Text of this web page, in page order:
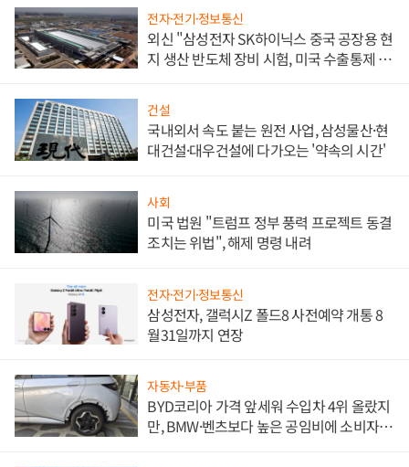
전자·전기·정보통신
외신 "삼성전자 SK하이닉스 중국 공장용 현
지 생산 반도체 장비 시험, 미국 수출통제 대
건설
국내외서 속도 붙는 원전 사업, 삼성물산·현
대건설·대우건설에 다가오는 '약속의 시간'
사회
미국 법원 "트럼프 정부 풍력 프로젝트 동결
조치는 위법", 해제 명령 내려
전자·전기·정보통신
삼성전자, 갤럭시Z 폴드8 사전예약 개통 8
월31일까지 연장
자동차·부품
BYD코리아 가격 앞세워 수입차 4위 올랐지
만, BMW·벤츠보다 높은 공임비에 소비자